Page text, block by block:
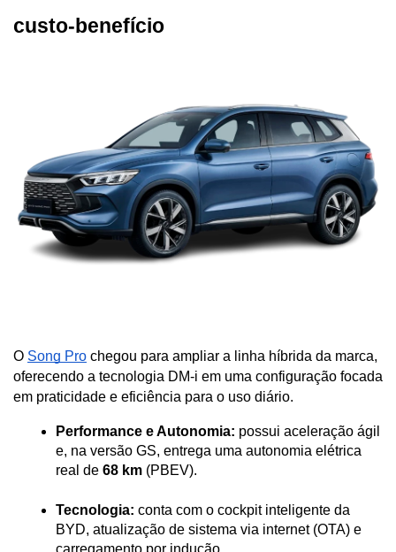
custo-benefício
O Song Pro chegou para ampliar a linha híbrida da marca,
oferecendo a tecnologia DM-i em uma configuração focada
em praticidade e eficiência para o uso diário.
Performance e Autonomia: possui aceleração ágil
e, na versão GS, entrega uma autonomia elétrica
real de 68 km (PBEV).
Tecnologia: conta com o cockpit inteligente da
BYD, atualização de sistema via internet (OTA) e
carregamento por indução.